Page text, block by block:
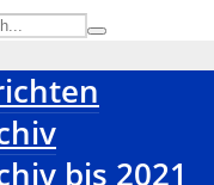
bis 2021